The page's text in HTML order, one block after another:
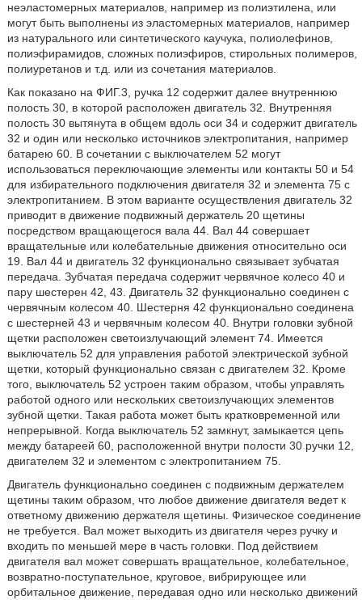
неэластомерных материалов, например из полиэтилена, или
могут быть выполнены из эластомерных материалов, например
из натурального или синтетического каучука, полиолефинов,
полиэфирамидов, сложных полиэфиров, стирольных полимеров,
полиуретанов и т.д. или из сочетания материалов.
Как показано на ФИГ.3, ручка 12 содержит далее внутреннюю
полость 30, в которой расположен двигатель 32. Внутренняя
полость 30 вытянута в общем вдоль оси 34 и содержит двигатель
32 и один или несколько источников электропитания, например
батарею 60. В сочетании с выключателем 52 могут
использоваться переключающие элементы или контакты 50 и 54
для избирательного подключения двигателя 32 и элемента 75 с
электропитанием. В этом варианте осуществления двигатель 32
приводит в движение подвижный держатель 20 щетины
посредством вращающегося вала 44. Вал 44 совершает
вращательные или колебательные движения относительно оси
19. Вал 44 и двигатель 32 функционально связывает зубчатая
передача. Зубчатая передача содержит червячное колесо 40 и
пару шестерен 42, 43. Двигатель 32 функционально соединен с
червячным колесом 40. Шестерня 42 функционально соединена
с шестерней 43 и червячным колесом 40. Внутри головки зубной
щетки расположен светоизлучающий элемент 74. Имеется
выключатель 52 для управления работой электрической зубной
щетки, который функционально связан с двигателем 32. Кроме
того, выключатель 52 устроен таким образом, чтобы управлять
работой одного или нескольких светоизлучающих элементов
зубной щетки. Такая работа может быть кратковременной или
непрерывной. Когда выключатель 52 замкнут, замыкается цепь
между батареей 60, расположенной внутри полости 30 ручки 12,
двигателем 32 и элементом с электропитанием 75.
Двигатель функционально соединен с подвижным держателем
щетины таким образом, что любое движение двигателя ведет к
ответному движению держателя щетины. Физическое соединение
не требуется. Вал может выходить из двигателя через ручку и
входить по меньшей мере в часть головки. Под действием
двигателя вал может совершать вращательное, колебательное,
возвратно-поступательное, круговое, вибрирующее или
орбитальное движение, передавая одно или несколько движений